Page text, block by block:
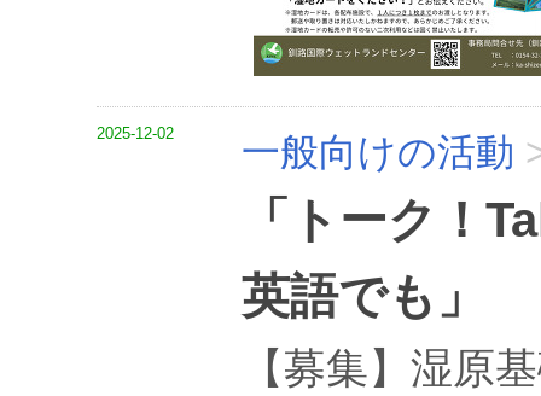
2025-12-02 一般向けの活動
「トーク！
英語でも」
【募集】湿原